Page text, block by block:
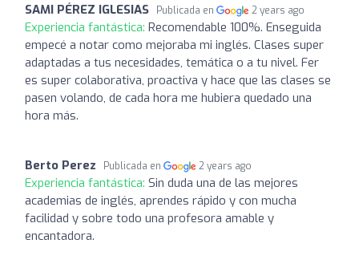
SAMI PÉREZ IGLESIAS Publicada en 2 years ago
Experiencia fantástica: Recomendable 100%. Enseguida
empecé a notar como mejoraba mi inglés. Clases super
adaptadas a tus necesidades, temática o a tu nivel. Fer
es super colaborativa, proactiva y hace que las clases se
pasen volando, de cada hora me hubiera quedado una
hora más.
Berto Perez Publicada en 2 years ago
Experiencia fantástica: Sin duda una de las mejores
academias de inglés, aprendes rápido y con mucha
facilidad y sobre todo una profesora amable y
encantadora.